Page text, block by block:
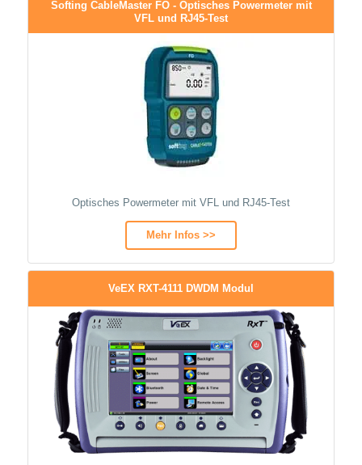
Softing CableMaster FO - Optisches Powermeter mit
VFL und RJ45-Test
Optisches Powermeter mit VFL und RJ45-Test
Mehr Infos >>
VeEX RXT-4111 DWDM Modul